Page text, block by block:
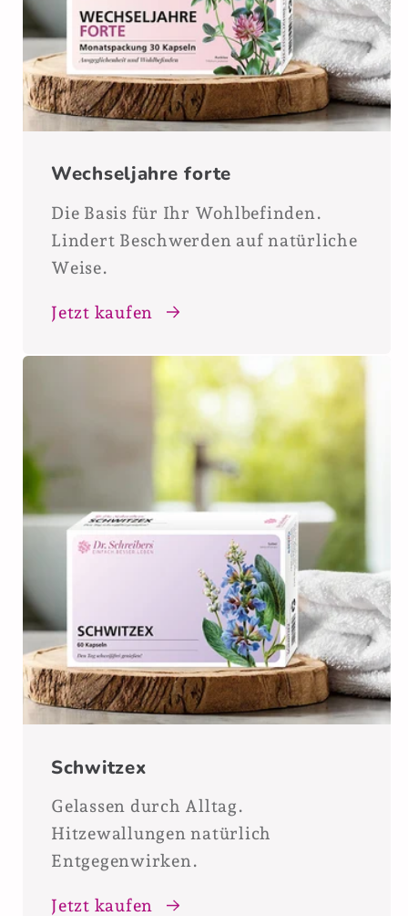
Wechseljahre forte
Die Basis für Ihr Wohlbefinden.
Lindert Beschwerden auf natürliche
Weise.
Jetzt kaufen
Schwitzex
Gelassen durch Alltag.
Hitzewallungen natürlich
Entgegenwirken.
Jetzt kaufen